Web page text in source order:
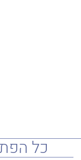
כל